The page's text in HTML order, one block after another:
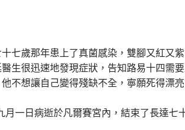
七歲那年患上了真菌感染，雙腳又紅又
生很迅速地發現症狀，告知路易十四需
不想讓自己變得殘缺不全，寧願死得漂
一日病逝於凡爾賽宮內，結束了長達七